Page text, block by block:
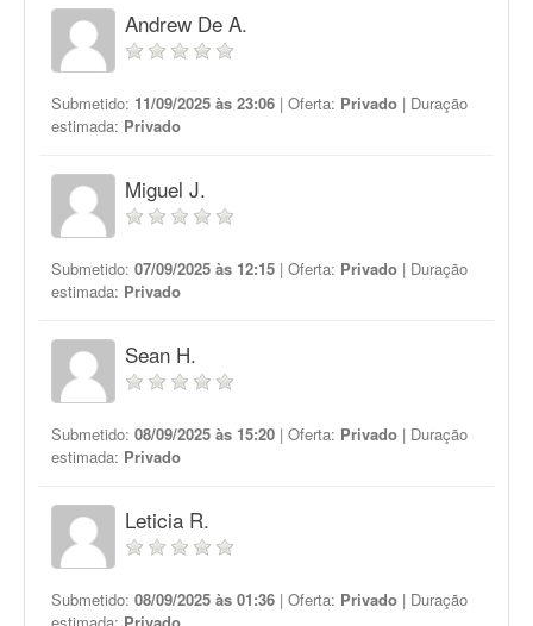
Andrew De A.
Submetido: 11/09/2025 às 23:06 | Oferta: Privado | Duração
estimada: Privado
Miguel J.
Submetido: 07/09/2025 às 12:15 | Oferta: Privado | Duração
estimada: Privado
Sean H.
Submetido: 08/09/2025 às 15:20 | Oferta: Privado | Duração
estimada: Privado
Leticia R.
Submetido: 08/09/2025 às 01:36 | Oferta: Privado | Duração